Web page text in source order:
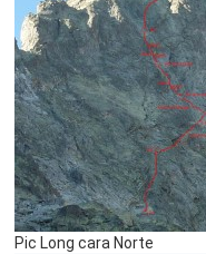
Pic Long cara Norte